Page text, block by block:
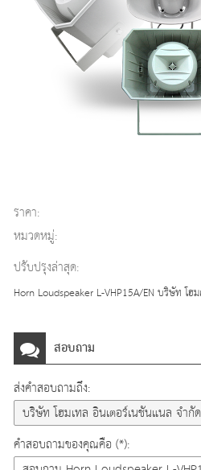
ราคา:
หมวดหมู่:
ปรับปรุงล่าสุด:
Horn Loudspeaker L-VHP15A/EN บริษัท โ
สอบถาม
ส่งคำสอบถามถึง:
คำสอบถามของคุณคือ (*):